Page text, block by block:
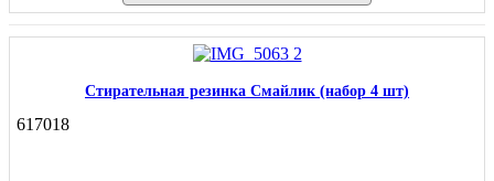
Стирательная резинка Смайлик (набор 4 шт)
617018